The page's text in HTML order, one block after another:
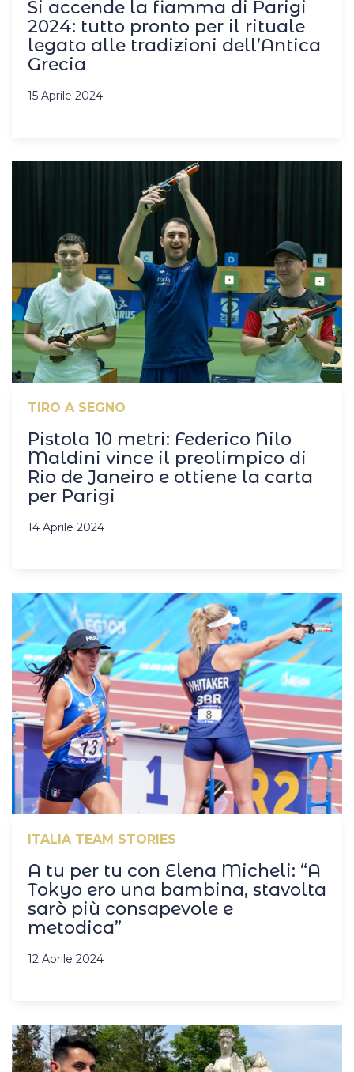
Si accende la fiamma di Parigi
2024: tutto pronto per il rituale
legato alle tradizioni dell’Antica
Grecia
15 Aprile 2024
TIRO A SEGNO
Pistola 10 metri: Federico Nilo
Maldini vince il preolimpico di
Rio de Janeiro e ottiene la carta
per Parigi
14 Aprile 2024
ITALIA TEAM STORIES
A tu per tu con Elena Micheli: “A
Tokyo ero una bambina, stavolta
sarò più consapevole e
metodica”
12 Aprile 2024